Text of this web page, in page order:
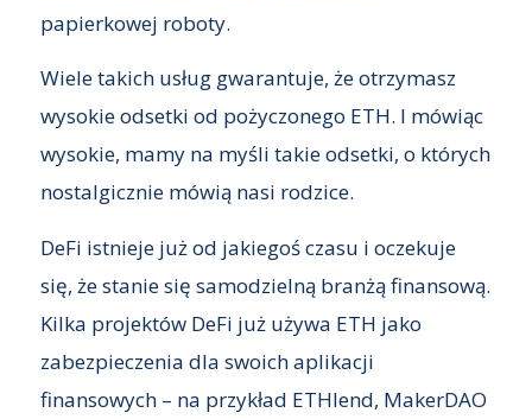
papierkowej roboty.
Wiele takich usług gwarantuje, że otrzymasz
wysokie odsetki od pożyczonego ETH. I mówiąc
wysokie, mamy na myśli takie odsetki, o których
nostalgicznie mówią nasi rodzice.
DeFi istnieje już od jakiegoś czasu i oczekuje
się, że stanie się samodzielną branżą finansową.
Kilka projektów DeFi już używa ETH jako
zabezpieczenia dla swoich aplikacji
finansowych – na przykład ETHlend, MakerDAO